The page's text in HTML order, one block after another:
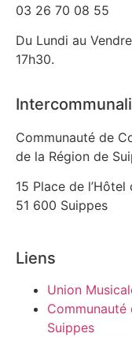
03 26 70 08 55
Du Lundi au
17h30.
Communauté de
de la Région de
15 Place de l’Hôtel
51 600 Suippes
Liens
Union
Communauté
Suippes